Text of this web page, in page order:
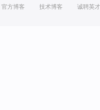
官方博客 技术博客 诚聘英才